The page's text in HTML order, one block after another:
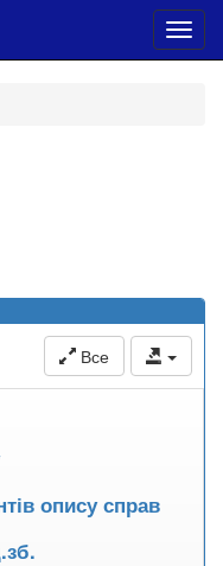
Все
опису справ